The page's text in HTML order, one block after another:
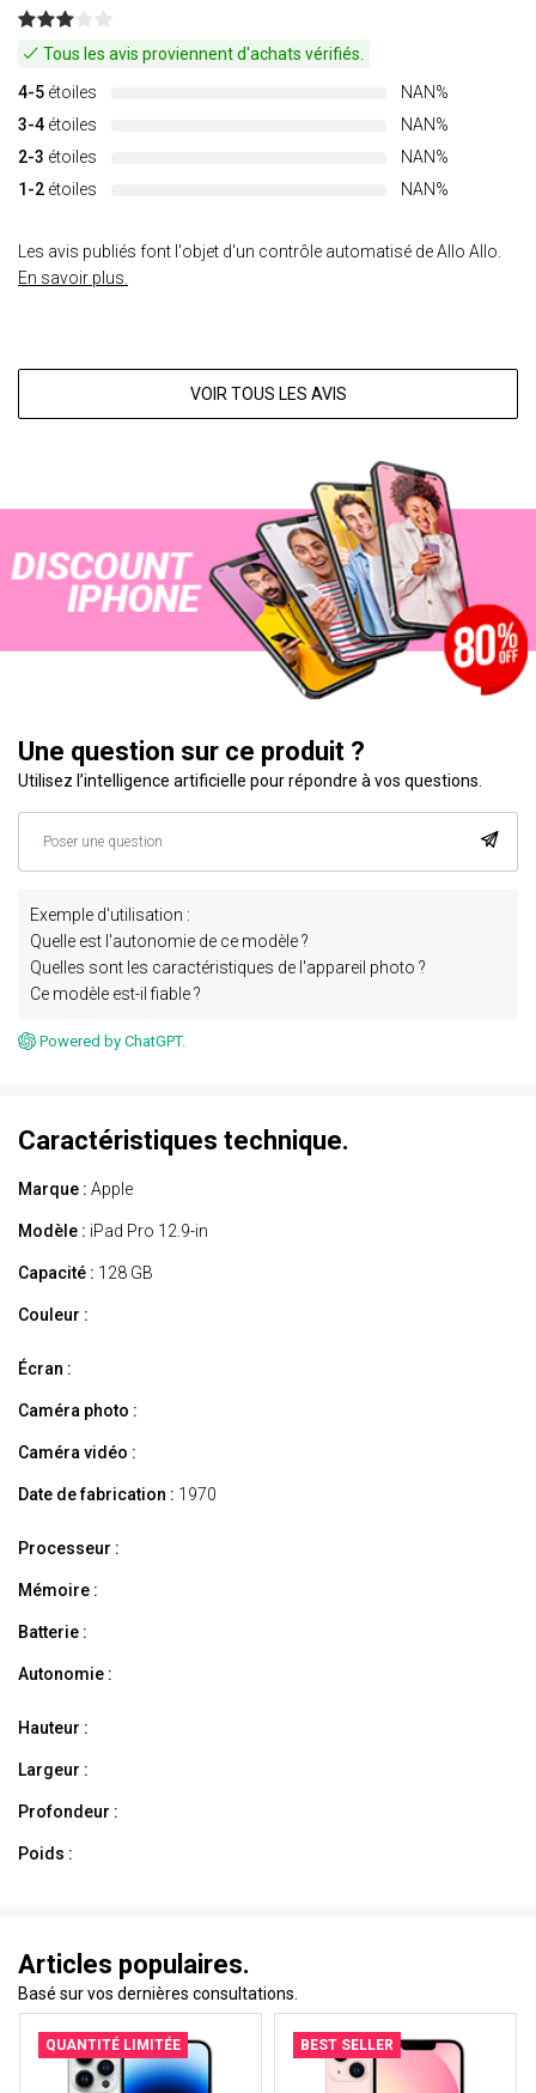
Tous les avis proviennent d'achats vérifiés.
4-5 étoiles
NAN%
3-4 étoiles
NAN%
2-3 étoiles
NAN%
1-2 étoiles NAN%
Les avis publiés font l'objet d'un contrôle automatisé de Allo Allo.
En savoir plus.
VOIR TOUS LES AVIS
Une question sur ce produit ?
Utilisez l’intelligence artificielle pour répondre à vos questions.
Exemple d'utilisation :
Quelle est l'autonomie de ce modèle ?
Quelles sont les caractéristiques de l'appareil photo ?
Ce modèle est-il fiable ?
Powered by ChatGPT.
Caractéristiques technique.
Marque : Apple
Modèle : iPad Pro 12.9-in
Capacité : 128 GB
Couleur :
Écran :
Caméra photo :
Caméra vidéo :
Date de fabrication : 1970
Processeur :
Mémoire :
Batterie :
Autonomie :
Hauteur :
Largeur :
Profondeur :
Poids :
Articles populaires.
Basé sur vos dernières consultations.
QUANTITÉ LIMITÉE BEST SELLER